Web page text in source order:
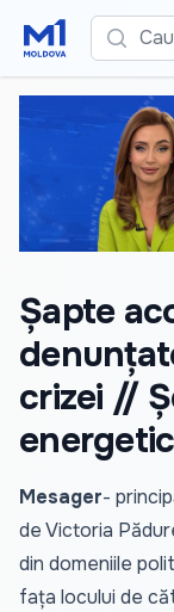
Caută
Șapte
crizei //
energetic
Mesager-
de Victoria
din domeniile
fața locului de